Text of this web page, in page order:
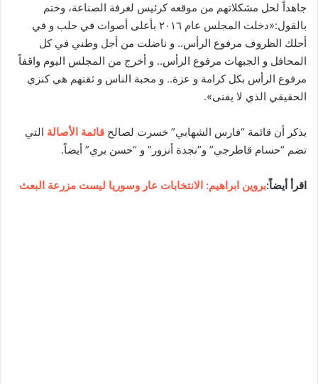
جاهداً لحل مشكلاتهم من موقعه كرئيس لغرفة الصناعة، وختم
بالقول:«دخلت المجلس عام ٢٠١٦ بأعلى أصوات في حلب و في
أحلك الظروف مرفوع الرأس.. و ناضلت من أجل وطني في كل
المحافل و الجبهات مرفوع الرأس.. و أخرج من المجلس اليوم واقفاً
مرفوع الرأس بكل كرامة و عزة.. و محبة الناس و ثقتهم هي كنزي
الحقيقي الذي لا يفنى».
يذكر أن قائمة “فارس الشهابي” خسرت لصالح قائمة الأصالة التي
تضم “حسام قاطرجي” و”نجدة أنزور” و “حسن بري” أيضاً.
اقرأ أيضاً:بروين ابراهيم: الانتخابات عار وسوريا ليست مزرعة البعث